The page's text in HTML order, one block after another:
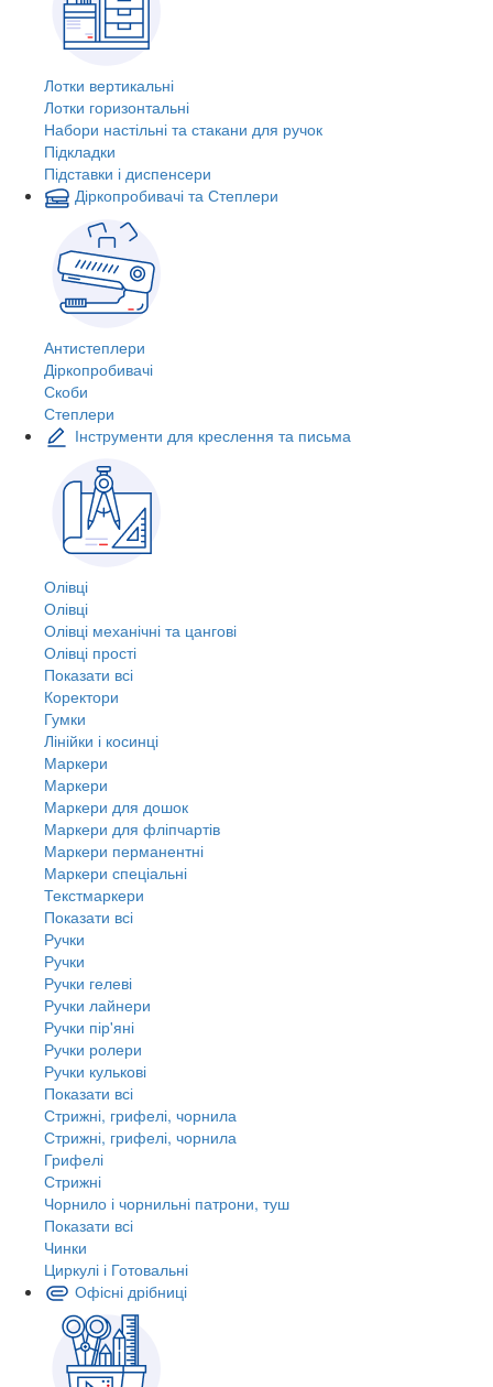
Лотки вертикальні
Лотки горизонтальні
Набори настільні та стакани для ручок
Підкладки
Підставки і диспенсери
Діркопробивачі та Степлери
Антистеплери
Діркопробивачі
Скоби
Степлери
Інструменти для креслення та письма
Олівці
Олівці
Олівці механічні та цангові
Олівці прості
Показати всі
Коректори
Гумки
Лінійки і косинці
Маркери
Маркери
Маркери для дошок
Маркери для фліпчартів
Маркери перманентні
Маркери спеціальні
Текстмаркери
Показати всі
Ручки
Ручки
Ручки гелеві
Ручки лайнери
Ручки пір'яні
Ручки ролери
Ручки кулькові
Показати всі
Стрижні, грифелі, чорнила
Стрижні, грифелі, чорнила
Грифелі
Стрижні
Чорнило і чорнильні патрони, туш
Показати всі
Чинки
Циркулі і Готовальні
Офісні дрібниці